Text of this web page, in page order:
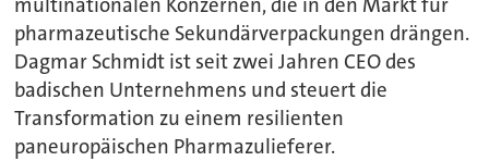
multinationalen Konzernen, die in den Markt für
pharmazeutische Sekundärverpackungen drängen.
Dagmar Schmidt ist seit zwei Jahren CEO des
badischen Unternehmens und steuert die
Transformation zu einem resilienten
paneuropäischen Pharmazulieferer.